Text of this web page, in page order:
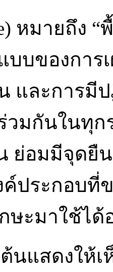
หมายถึง
บบของกา
และการมี
วมกันในทุ
ย่อมมีจุดยื
ค์ประกอบที่
ษะมาใช้ได้
นแสดงให้เ